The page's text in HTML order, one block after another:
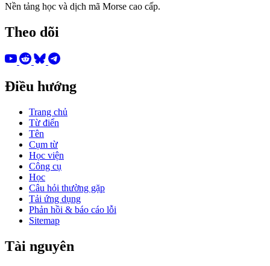
Nền tảng học và dịch mã Morse cao cấp.
Theo dõi
Điều hướng
Trang chủ
Từ điển
Tên
Cụm từ
Học viện
Công cụ
Học
Câu hỏi thường gặp
Tải ứng dụng
Phản hồi & báo cáo lỗi
Sitemap
Tài nguyên